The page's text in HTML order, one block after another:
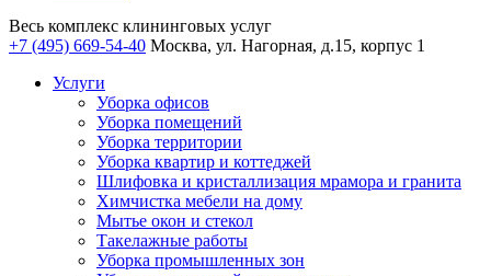
Весь комплекс клининговых услуг
+7 (495) 669-54-40 Москва, ул. Нагорная, д.15, корпус 1
Услуги
Уборка офисов
Уборка помещений
Уборка территории
Уборка квартир и коттеджей
Шлифовка и кристаллизация мрамора и гранита
Химчистка мебели на дому
Мытье окон и стекол
Такелажные работы
Уборка промышленных зон